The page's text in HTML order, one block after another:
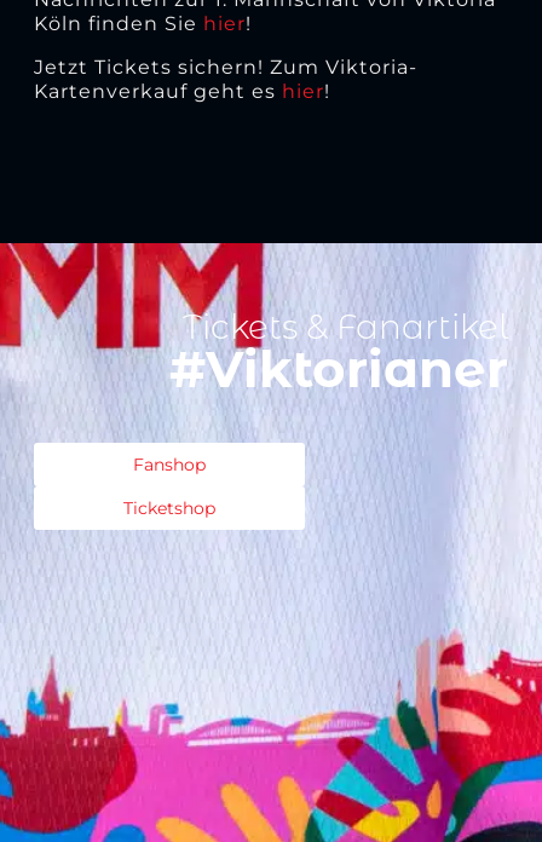
Köln finden Sie hier!
Jetzt Tickets sichern! Zum Viktoria-
Kartenverkauf geht es hier!
Tickets & Fanartikel
#Viktorianer
Fanshop
Ticketshop